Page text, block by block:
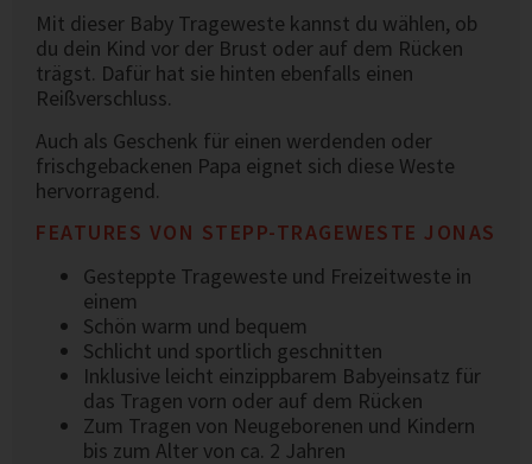
Mit dieser Baby Trageweste kannst du wählen, ob
du dein Kind vor der Brust oder auf dem Rücken
trägst. Dafür hat sie hinten ebenfalls einen
Reißverschluss.
Auch als Geschenk für einen werdenden oder
frischgebackenen Papa eignet sich diese Weste
hervorragend.
FEATURES VON STEPP-TRAGEWESTE JONAS
Gesteppte Trageweste und Freizeitweste in
einem
Schön warm und bequem
Schlicht und sportlich geschnitten
Inklusive leicht einzippbarem Babyeinsatz für
das Tragen vorn oder auf dem Rücken
Zum Tragen von Neugeborenen und Kindern
bis zum Alter von ca. 2 Jahren